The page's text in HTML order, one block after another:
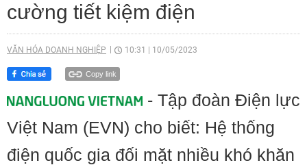
cường tiết kiệm điện
VĂN HÓA DOANH NGHIỆP 10:31 10/05/2023
Copy link
- Tập đoàn Điện lực
Việt Nam (EVN) cho biết: Hệ thống
điện quốc gia đối mặt nhiều khó khăn